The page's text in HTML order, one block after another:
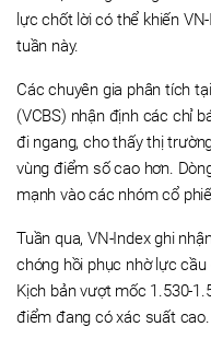
lực chốt lời có thể khiến
tuần này.
Các chuyên gia phân tích
(VCBS) nhận định các chỉ
đi ngang, cho thấy thị
vùng điểm số cao hơn.
mạnh vào các nhóm cổ
Tuần qua, VN-Index ghi
chóng hồi phục nhờ lực
Kịch bản vượt mốc 1.530-
điểm đang có xác suất cao.